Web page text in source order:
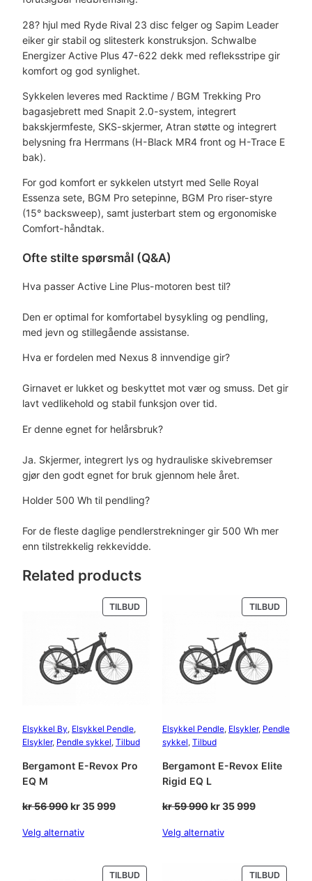
28? hjul med Ryde Rival 23 disc felger og Sapim Leader
eiker gir stabil og slitesterk konstruksjon. Schwalbe
Energizer Active Plus 47-622 dekk med refleksstripe gir
komfort og god synlighet.
Sykkelen leveres med Racktime / BGM Trekking Pro
bagasjebrett med Snapit 2.0-system, integrert
bakskjermfeste, SKS-skjermer, Atran støtte og integrert
belysning fra Herrmans (H-Black MR4 front og H-Trace E
bak).
For god komfort er sykkelen utstyrt med Selle Royal
Essenza sete, BGM Pro setepinne, BGM Pro riser-styre
(15° backsweep), samt justerbart stem og ergonomiske
Comfort-håndtak.
Ofte stilte spørsmål (Q&A)
Hva passer Active Line Plus-motoren best til?
Den er optimal for komfortabel bysykling og pendling,
med jevn og stillegående assistanse.
Hva er fordelen med Nexus 8 innvendige gir?
Girnavet er lukket og beskyttet mot vær og smuss. Det gir
lavt vedlikehold og stabil funksjon over tid.
Er denne egnet for helårsbruk?
Ja. Skjermer, integrert lys og hydrauliske skivebremser
gjør den godt egnet for bruk gjennom hele året.
Holder 500 Wh til pendling?
For de fleste daglige pendlerstrekninger gir 500 Wh mer
enn tilstrekkelig rekkevidde.
Related products
TILBUDPRODUKT
PÅ
Elsykkel By, Elsykkel Pendle
Elsykler, Pendle sykkel, Tilbud
Bergamont E-Revox Pro
EQ M
kr56 990Opprinnelig
var:
kr35 999Nåværende
999.
Velg alternativ
TILBUD
PÅ
Elsykkel Pendle, Elsykler, Pendle
sykkel, Tilbud
Bergamont E-Revox Elite
Rigid EQ L
kr59 990Opprinnelig
var:
kr35 999Nåværende
999.
Velg alternativ
TILBUDPRODUKT
TILBUD